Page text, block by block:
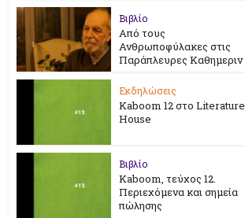
Βιβλίο
Από τους
Ανθρωποφύλακες στις
Παράπλευρες Καθημεριν
Εκδηλώσεις
Kaboom 12 στο Literature
House
Βιβλίο
Kaboom, τεύχος 12.
Περιεχόμενα και σημεία
πώλησης